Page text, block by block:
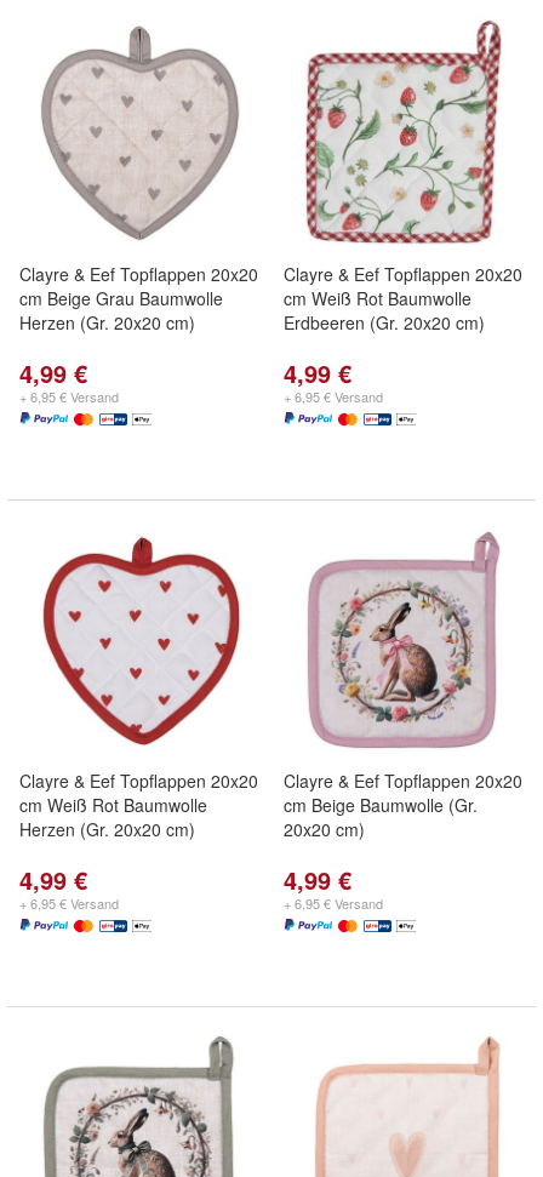
Clayre & Eef Topflappen 20x20
cm Beige Grau Baumwolle
Herzen (Gr. 20x20 cm)
4,99 €
+ 6,95 € Versand
Clayre & Eef Topflappen 20x20
cm Weiß Rot Baumwolle
Erdbeeren (Gr. 20x20 cm)
4,99 €
+ 6,95 € Versand
Clayre & Eef Topflappen 20x20
cm Weiß Rot Baumwolle
Herzen (Gr. 20x20 cm)
4,99 €
+ 6,95 € Versand
Clayre & Eef Topflappen 20x20
cm Beige Baumwolle (Gr.
20x20 cm)
4,99 €
+ 6,95 € Versand